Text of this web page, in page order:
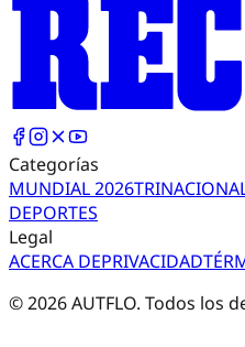
Categorías
MUNDIAL 2026TRI
DEPORTES
Legal
ACERCA DEPRIVACIDAD
©2026AUTFLO. Todos los